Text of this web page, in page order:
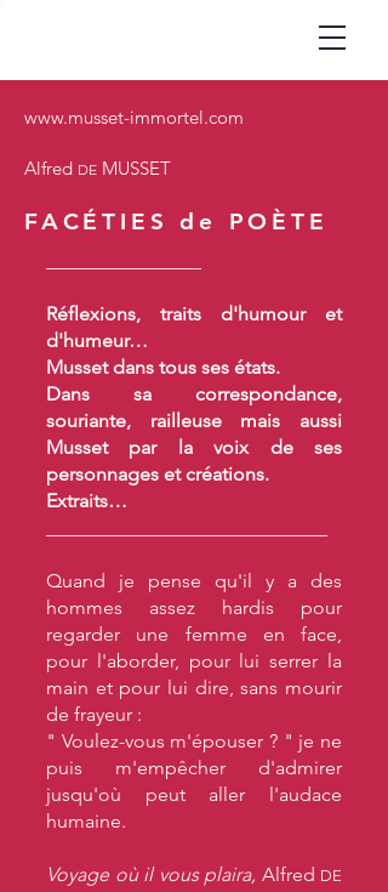
www.musset-immortel.com
Alfred DE MUSSET
FACÉTIES de POÈTE
Réflexions, traits d'humour et
d'humeur…
Musset dans tous ses états.
Dans sa correspondance,
souriante, railleuse mais aussi
Musset par la voix de ses
personnages et créations.
Extraits…
Quand je pense qu'il y a des
hommes assez hardis pour
regarder une femme en face,
pour l'aborder, pour lui serrer la
main et pour lui dire, sans mourir
de frayeur :
" Voulez-vous m'épouser ? " je ne
puis m'empêcher d'admirer
jusqu'où peut aller l'audace
humaine.
Voyage où il vous plaira, Alfred DE